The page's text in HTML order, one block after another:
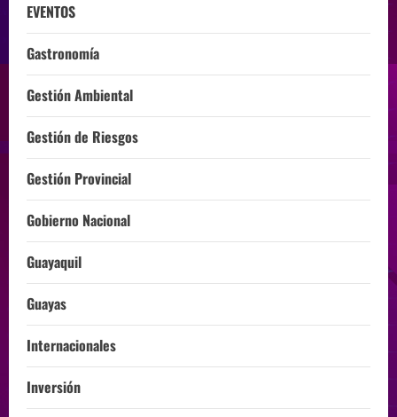
EVENTOS
Gastronomía
Gestión Ambiental
Gestión de Riesgos
Gestión Provincial
Gobierno Nacional
Guayaquil
Guayas
Internacionales
Inversión